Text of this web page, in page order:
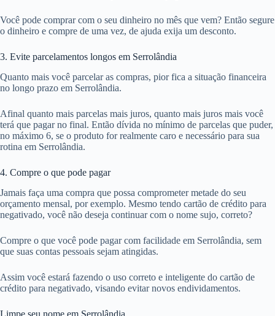
Você pode comprar com o seu dinheiro no mês que vem? Então segure
o dinheiro e compre de uma vez, de ajuda exija um desconto.
3. Evite parcelamentos longos em Serrolândia
Quanto mais você parcelar as compras, pior fica a situação financeira
no longo prazo em Serrolândia.
Afinal quanto mais parcelas mais juros, quanto mais juros mais você
terá que pagar no final. Então dívida no mínimo de parcelas que puder,
no máximo 6, se o produto for realmente caro e necessário para sua
rotina em Serrolândia.
4. Compre o que pode pagar
Jamais faça uma compra que possa comprometer metade do seu
orçamento mensal, por exemplo. Mesmo tendo cartão de crédito para
negativado, você não deseja continuar com o nome sujo, correto?
Compre o que você pode pagar com facilidade em Serrolândia, sem
que suas contas pessoais sejam atingidas.
Assim você estará fazendo o uso correto e inteligente do cartão de
crédito para negativado, visando evitar novos endividamentos.
Limpe seu nome em Serrolândia